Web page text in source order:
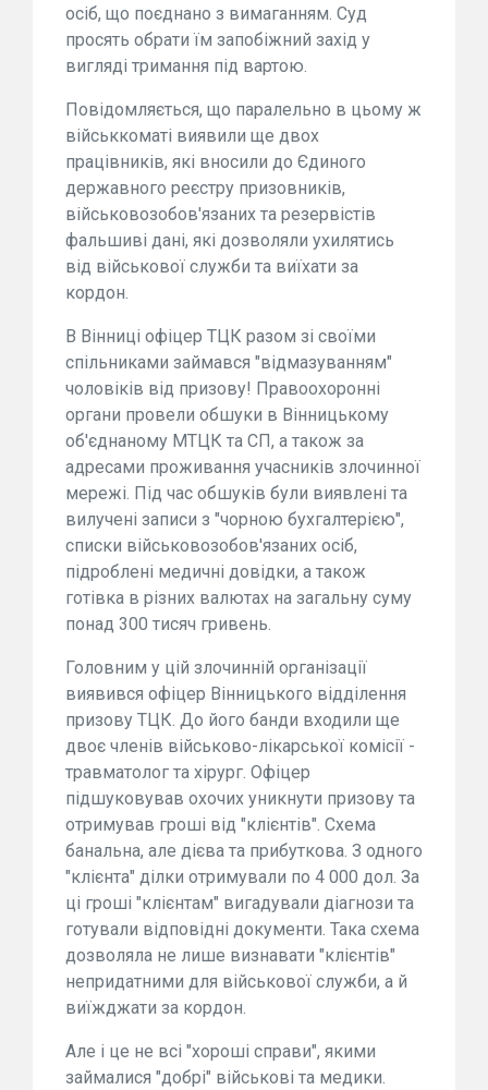
осіб, що поєднано з вимаганням. Суд
просять обрати їм запобіжний захід у
вигляді тримання під вартою.
Повідомляється, що паралельно в цьому ж
військкоматі виявили ще двох
працівників, які вносили до Єдиного
державного реєстру призовників,
військовозобов'язаних та резервістів
фальшиві дані, які дозволяли ухилятись
від військової служби та виїхати за
кордон.
В Вінниці офіцер ТЦК разом зі своїми
спільниками займався "відмазуванням"
чоловіків від призову! Правоохоронні
органи провели обшуки в Вінницькому
об'єднаному МТЦК та СП, а також за
адресами проживання учасників злочинної
мережі. Під час обшуків були виявлені та
вилучені записи з "чорною бухгалтерією",
списки військовозобов'язаних осіб,
підроблені медичні довідки, а також
готівка в різних валютах на загальну суму
понад 300 тисяч гривень.
Головним у цій злочинній організації
виявився офіцер Вінницького відділення
призову ТЦК. До його банди входили ще
двоє членів військово-лікарської комісії -
травматолог та хірург. Офіцер
підшуковував охочих уникнути призову та
отримував гроші від "клієнтів". Схема
банальна, але дієва та прибуткова. З одного
"клієнта" ділки отримували по 4 000 дол. За
ці гроші "клієнтам" вигадували діагнози та
готували відповідні документи. Така схема
дозволяла не лише визнавати "клієнтів"
непридатними для військової служби, а й
виїжджати за кордон.
Але і це не всі "хороші справи", якими
займалися "добрі" військові та медики.